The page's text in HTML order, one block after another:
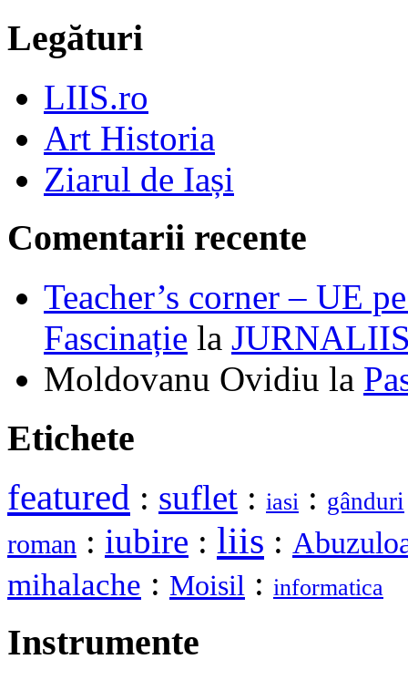
Legături
LIIS.ro
Art Historia
Ziarul de Iași
Comentarii recente
Teacher’s corner – UE
Fascinație la
Moldovanu Ovidiu la
Etichete
featured : suflet : iasi : gânduri
roman : iubire : liis :
mihalache : Moisil : informatica
Instrumente